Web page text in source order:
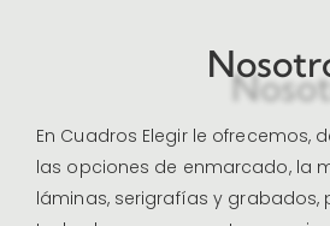
En Cuadros Elegir le ofrecemos,
las opciones de enmarcado, la
láminas, serigrafías y grabados,